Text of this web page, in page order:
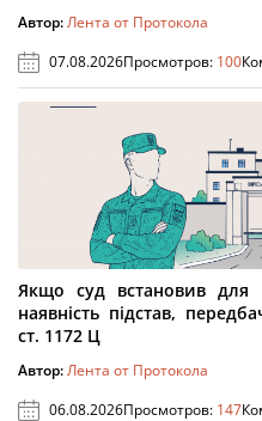
Автор:Лента от Протокола
07.08.2026Просмотров: 100
Якщо суд встановив для
наявність підстав,
ст. 1172 Ц
Автор:Лента от Протокола
06.08.2026Просмотров: 147